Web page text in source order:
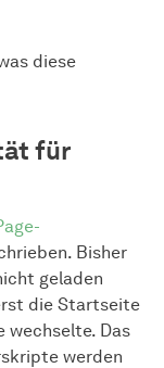
diese
für
Bisher
geladen
die Startseite
wechselte. Das
werden